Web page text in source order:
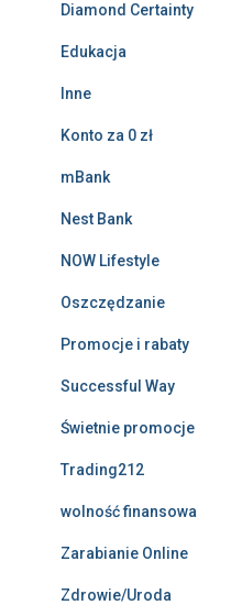
Diamond Certainty
Edukacja
Inne
Konto za 0 zł
mBank
Nest Bank
NOW Lifestyle
Oszczędzanie
Promocje i rabaty
Successful Way
Świetnie promocje
Trading212
wolność finansowa
Zarabianie Online
Zdrowie/Uroda